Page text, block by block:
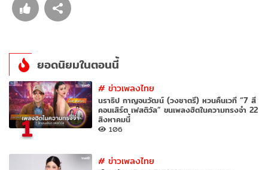
ยอดนิยมในตอนนี้
1
#ข่าวเพลงไทย
นราธิป กาญจนวัฒน์ (วงชาตรี) หวนคืนเวที “7 สี
คอนเสิร์ต เฟสติวัล” ขนเพลงฮิตในความทรงจำ 22
สิงหาคมนี้
106
#ข่าวเพลงไทย